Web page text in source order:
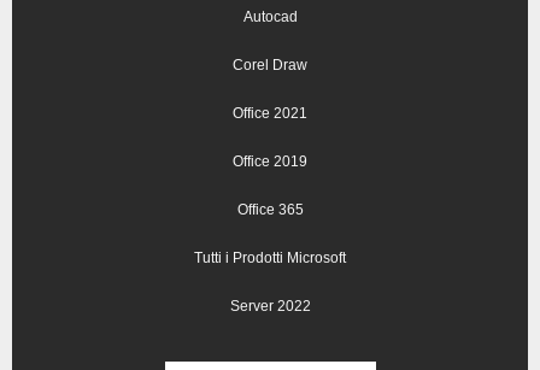
Autocad
Corel Draw
Office 2021
Office 2019
Office 365
Tutti i Prodotti Microsoft
Server 2022